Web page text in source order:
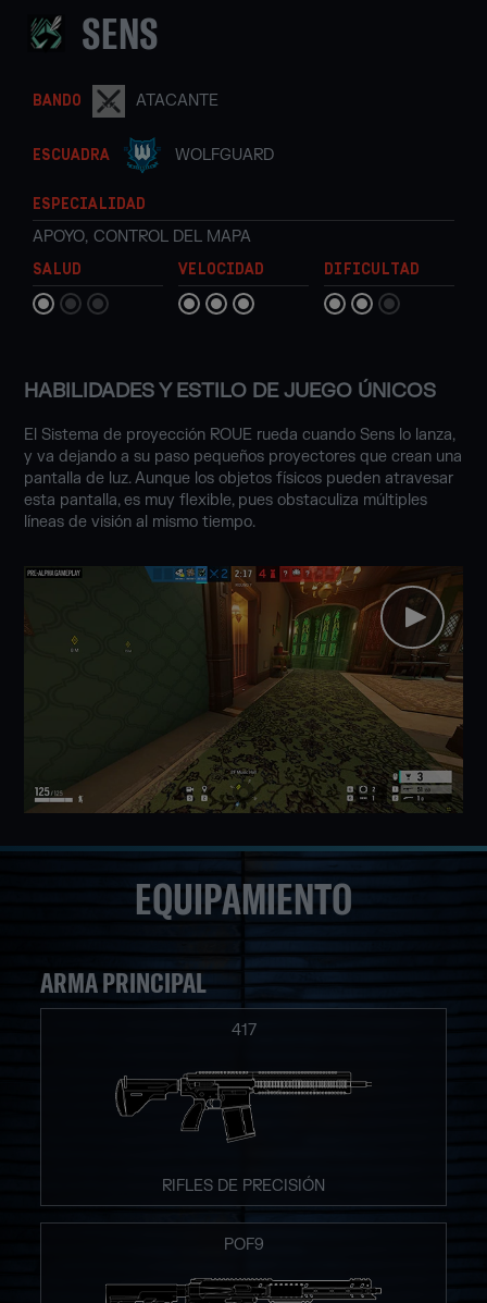
SENS
BANDO ATACANTE
ESCUADRA WOLFGUARD
ESPECIALIDAD
APOYO, CONTROL DEL MAPA
SALUD VELOCIDAD DIFICULTAD
HABILIDADES Y ESTILO DE JUEGO ÚNICOS
El Sistema de proyección ROUE rueda cuando Sens lo lanza,
y va dejando a su paso pequeños proyectores que crean una
pantalla de luz. Aunque los objetos físicos pueden atravesar
esta pantalla, es muy flexible, pues obstaculiza múltiples
líneas de visión al mismo tiempo.
EQUIPAMIENTO
ARMA PRINCIPAL
417
RIFLES DE PRECISIÓN
POF9